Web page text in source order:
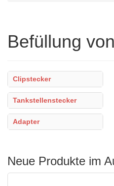
Befüllung
Clipstecker
Tankstellenstecker
Adapter
Neue Produkte im